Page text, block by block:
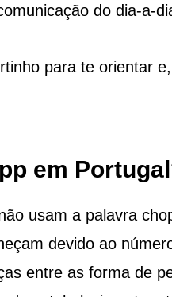
do dia-a-
para te orientar
em
usam a palavra
devido ao
entre as forma de